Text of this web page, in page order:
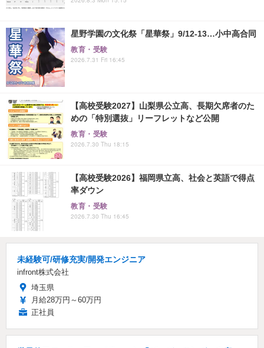
星野学園の文化祭「星華祭」9/12-13…小中高合同
教育・受験
2026.7.31 Fri 16:45
【高校受験2027】山梨県公立高、長期欠席者のた
めの「特別選抜」リーフレットなど公開
教育・受験
2026.7.30 Thu 18:15
【高校受験2026】福岡県立高、社会と英語で得点
率ダウン
教育・受験
2026.7.30 Thu 16:45
未経験可/研修充実/開発エンジニア
infront株式会社
埼玉県
月給28万円～60万円
正社員